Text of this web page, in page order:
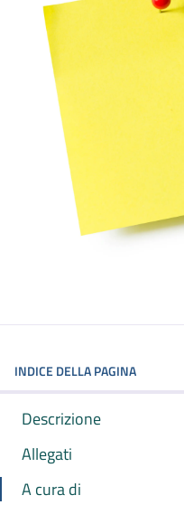
INDICE DELLA PAGINA
Descrizione
Allegati
A cura di